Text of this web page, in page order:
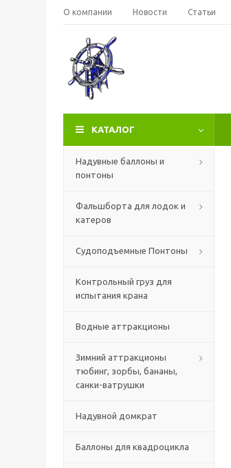
О компании Новости Статьи
КАТАЛОГ
Надувные баллоны и
понтоны
Фальшборта для лодок и
катеров
Судоподъемные Понтоны
Контрольный груз для
испытания крана
Водные аттракционы
Зимний аттракционы
тюбинг, зорбы, бананы,
санки-ватрушки
Надувной домкрат
Баллоны для квадроцикла